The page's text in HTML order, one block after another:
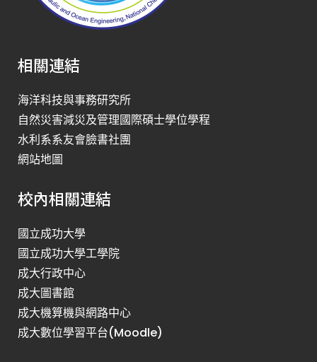
相關連結
海洋科技與事務研究所
自然災害減災及管理國際碩士學位學程
水利系系友會臉書社團
網站地圖
校內相關連結
國立成功大學
國立成功大學工學院
成大行政中心
成大圖書館
成大機算機與網路中心
成大數位學習平台(Moodle)